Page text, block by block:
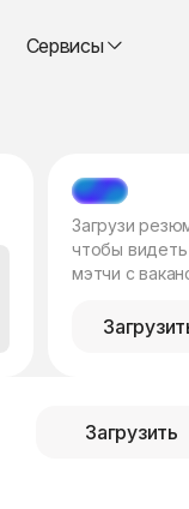
Сервисы
МЭТЧ
Загрузи
чтобы видеть
мэтчи с
Загрузить